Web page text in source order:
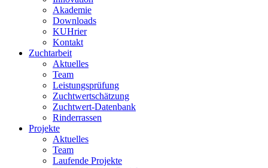
Akademie
Downloads
KUHrier
Kontakt
Zuchtarbeit
Aktuelles
Team
Leistungsprüfung
Zuchtwertschätzung
Zuchtwert-Datenbank
Rinderrassen
Projekte
Aktuelles
Team
Laufende Projekte